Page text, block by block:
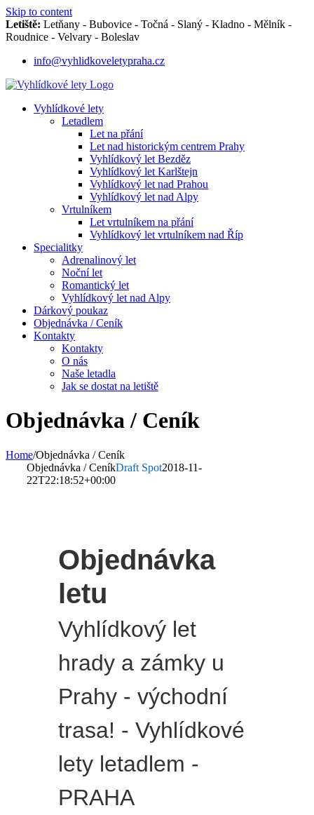
Skip to content
Letiště: Letňany - Bubovice - Točná - Slaný - Kladno - Mělník -
Roudnice - Velvary - Boleslav
info@vyhlidkoveletypraha.cz
Vyhlídkové lety
Letadlem
Let na přání
Let nad historickým centrem Prahy
Vyhlídkový let Bezděz
Vyhlídkový let Karlštejn
Vyhlídkový let nad Prahou
Vyhlídkový let nad Alpy
Vrtulníkem
Let vrtulníkem na přání
Vyhlídkový let vrtulníkem nad Říp
Specialitky
Adrenalinový let
Noční let
Romantický let
Vyhlídkový let nad Alpy
Dárkový poukaz
Objednávka / Ceník
Kontakty
Kontakty
O nás
Naše letadla
Jak se dostat na letiště
Objednávka / Ceník
Home/Objednávka / Ceník
Objednávka / CeníkDraft Spot2018-11-
22T22:18:52+00:00
Objednávka
letu
Vyhlídkový let
hrady a zámky u
Prahy - východní
trasa! - Vyhlídkové
lety letadlem -
PRAHA